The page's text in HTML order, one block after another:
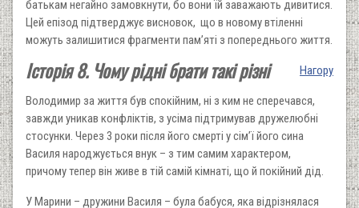
батькам негайно замовкнути, бо вони їй заважають дивитися.
Цей епізод підтверджує висновок, що в новому втіленні
можуть залишитися фрагменти пам’яті з попереднього життя.
Нагору
Історія 8. Чому рідні брати такі різні
Володимир за життя був спокійним, ні з ким не сперечався,
завжди уникав конфліктів, з усіма підтримував дружелюбні
стосунки. Через 3 роки після його смерті у сім’ї його сина
Василя народжується внук – з тим самим характером,
причому тепер він живе в тій самій кімнаті, що й покійний дід.
У Марини – дружини Василя – була бабуся, яка відрізнялася